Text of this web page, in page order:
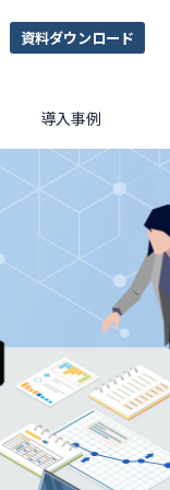
資料ダウンロード
導入事例